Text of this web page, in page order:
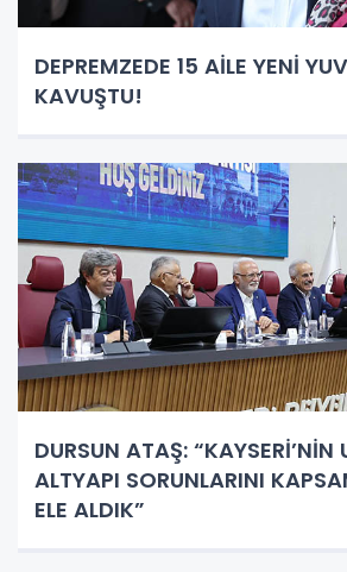
DEPREMZEDE 15 AİLE YENİ
KAVUŞTU!
DURSUN ATAŞ: “KAYSERİ’NİN
ALTYAPI SORUNLARINI
ELE ALDIK”